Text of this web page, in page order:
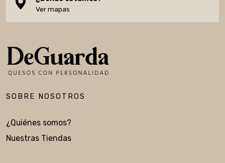
Ver mapas
SOBRE NOSOTROS
¿Quiénes somos?
Nuestras Tiendas